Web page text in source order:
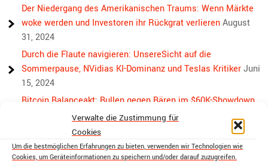
Verwalte die Zustimmung für
Cookies
Um die bestmöglichen Erfahrungen zu bieten, verwenden wir Technologien wie
Cookies, um Geräteinformationen zu speichern und/oder darauf zuzugreifen.
Der Niedergang des Amerikanischen Traums: Wenn Märkte
woke werden und Investoren ihr Rückgrat verlieren August
31, 2024
Durch die Flaute navigieren: UnsereSicht auf die
Sommerpause, NVidias KI-Dominanz und Teslas Kritiker Juni
15, 2024
Bitcoin Balanceakt: Bullen gegen Bären im $60K-Showdown
Mai 13, 2024
Bullen, Bären und Bitcoin: Wieder eine Achterbahnwoche
vorausApril 29, 2024